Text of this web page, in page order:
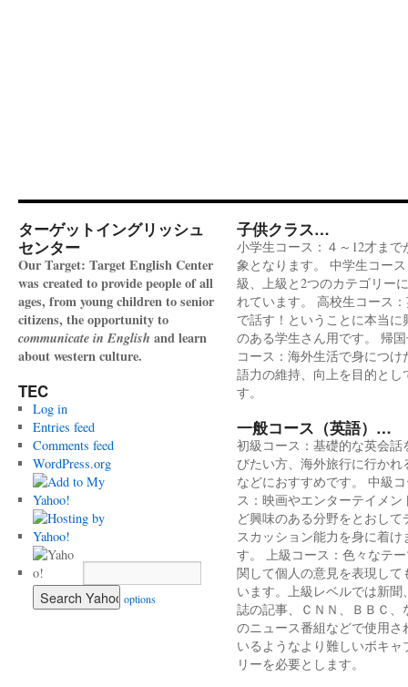
ターゲットイングリッシュ
センター
Our Target: Target English Center
was created to provide people of all
ages, from young children to senior
citizens, the opportunity to
communicate in English and learn
about western culture.
TEC
Log in
Entries feed
Comments feed
WordPress.org
options
子供クラス…
小学生コース：４～12才まで
象となります。 中学生コー
級、上級と2つのカテゴリー
れています。 高校生コース
で話す！ということに本当に
のある学生さん用です。 帰
コース：海外生活で身につけ
語力の維持、向上を目的とし
す。
一般コース（英語）…
初級コース：基礎的な英会話
びたい方、海外旅行に行かれ
などにおすすめです。 中級
ス：映画やエンターテイメン
ど興味のある分野をとおして
スカッション能力を身に着け
す。 上級コース：色々なテ
関して個人の意見を表現して
います。上級レベルでは新聞
誌の記事、ＣＮＮ、ＢＢＣ、
のニュース番組などで使用さ
いるようなより難しいボキャ
リーを必要とします。